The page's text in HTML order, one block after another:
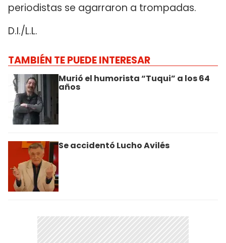
periodistas se agarraron a trompadas.
D.I./L.L.
TAMBIÉN TE PUEDE INTERESAR
Murió el humorista “Tuqui” a los 64
años
Se accidentó Lucho Avilés